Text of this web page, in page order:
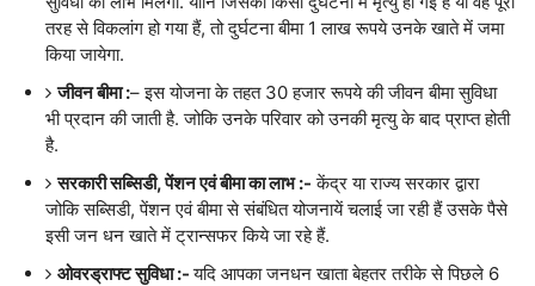
तरह से विकलांग हो गया हैं, तो दुर्घटना बीमा 1 लाख रूपये उनके खाते में जमा
किया जायेगा.
जीवन बीमा :– इस योजना के तहत 30 हजार रूपये की जीवन बीमा सुविधा
भी प्रदान की जाती है. जोकि उनके परिवार को उनकी मृत्यु के बाद प्राप्त होती
है.
सरकारी सब्सिडी, पेंशन एवं बीमा का लाभ :- केंद्र या राज्य सरकार द्वारा
जोकि सब्सिडी, पेंशन एवं बीमा से संबंधित योजनायें चलाई जा रही हैं उसके पैसे
इसी जन धन खाते में ट्रान्सफर किये जा रहे हैं.
ओवरड्राफ्ट सुविधा :-यदि आपका जनधन खाता बेहतर तरीके से पिछले 6